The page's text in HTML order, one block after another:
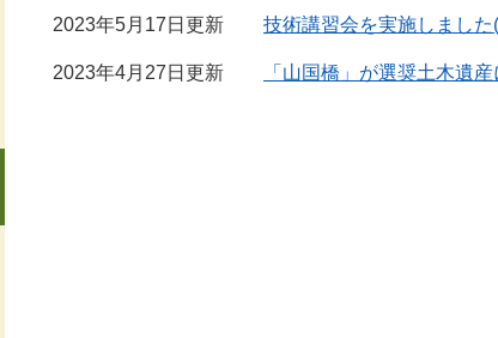
2023年5月17日更新 技術講習会を実施しまし
2023年4月27日更新 「山国橋」が選奨土木遺